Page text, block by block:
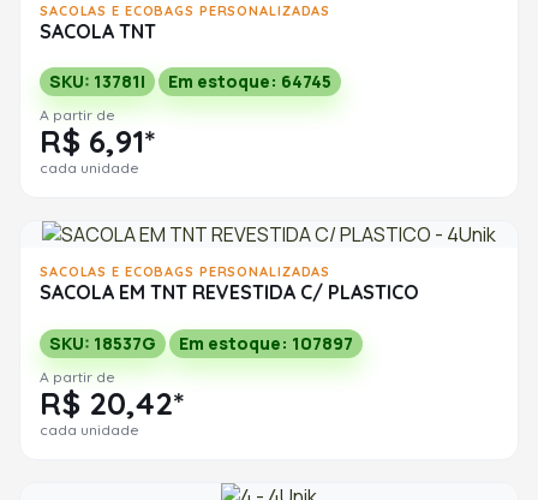
SACOLAS E ECOBAGS PERSONALIZADAS
SACOLA TNT
SKU: 13781I Em estoque: 64745
A partir de
R$ 6,91*
cada unidade
SACOLAS E ECOBAGS PERSONALIZADAS
SACOLA EM TNT REVESTIDA C/ PLASTICO
SKU: 18537G Em estoque: 107897
A partir de
R$ 20,42*
cada unidade